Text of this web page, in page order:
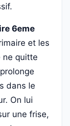
6eme
et les
ne quitte
dans le
On lui
une frise,